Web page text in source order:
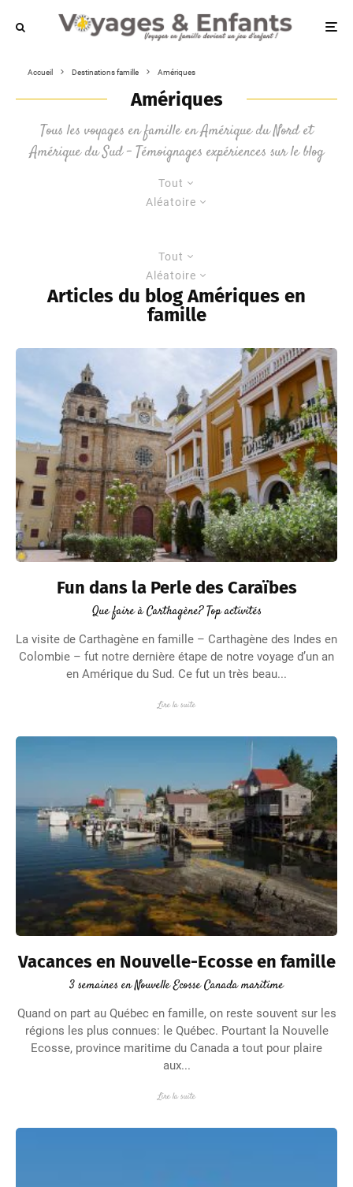
Accueil Destinations famille Amériques
Amériques
Tous les voyages en famille en Amérique du Nord et
Amérique du Sud – Témoignages expériences sur le blog
Tout
Aléatoire
Tout
Aléatoire
Articles du blog Amériques en
famille
Fun dans la Perle des Caraïbes
Que faire à Carthagène? Top activités
La visite de Carthagène en famille – Carthagène des Indes en
Colombie – fut notre dernière étape de notre voyage d’un an
en Amérique du Sud. Ce fut un très beau...
Lire la suite
Vacances en Nouvelle-Ecosse en famille
3 semaines en Nouvelle Ecosse Canada maritime
Quand on part au Québec en famille, on reste souvent sur les
régions les plus connues: le Québec. Pourtant la Nouvelle
Ecosse, province maritime du Canada a tout pour plaire
aux...
Lire la suite